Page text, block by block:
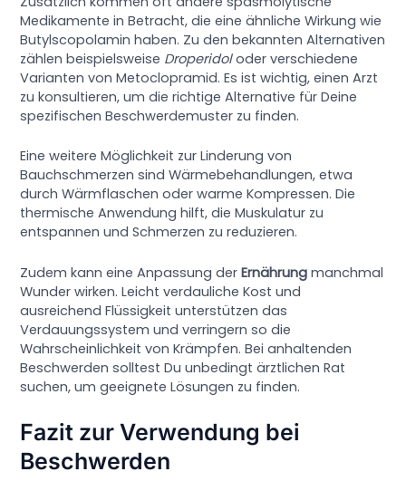
Medikamente in Betracht, die eine ähnliche Wirkung wie
Butylscopolamin haben. Zu den bekannten Alternativen
zählen beispielsweise Droperidoloder verschiedene
Varianten von Metoclopramid. Es ist wichtig, einen Arzt
zu konsultieren, um die richtige Alternative für Deine
spezifischen Beschwerdemuster zu finden.
Eine weitere Möglichkeit zur Linderung von
Bauchschmerzen sind Wärmebehandlungen, etwa
durch Wärmflaschen oder warme Kompressen. Die
thermische Anwendung hilft, die Muskulatur zu
entspannen und Schmerzen zu reduzieren.
Zudem kann eine Anpassung derErnährung manchmal
Wunder wirken. Leicht verdauliche Kost und
ausreichend Flüssigkeit unterstützen das
Verdauungssystem und verringern so die
Wahrscheinlichkeit von Krämpfen. Bei anhaltenden
Beschwerden solltest Du unbedingt ärztlichen Rat
suchen, um geeignete Lösungen zu finden.
Fazit zur Verwendung bei
Beschwerden